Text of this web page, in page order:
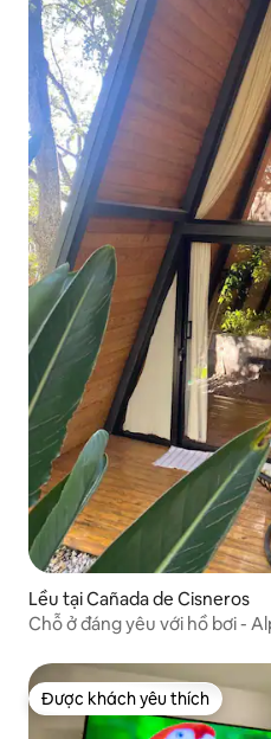
Lều tại Cañada de Cisneros
Chỗ ở đáng yêu với hồ bơi -
Được khách yêu thích
Được khách yêu thích